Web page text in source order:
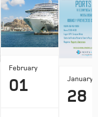
February
01 January
28